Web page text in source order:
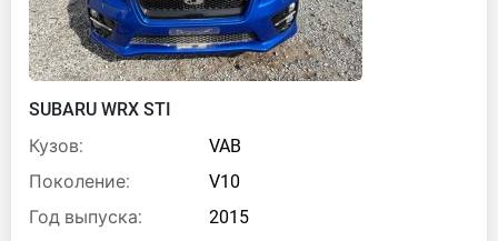
SUBARU WRX STI
Кузов:
VAB
Поколение:
V10
Год выпуска:
2015